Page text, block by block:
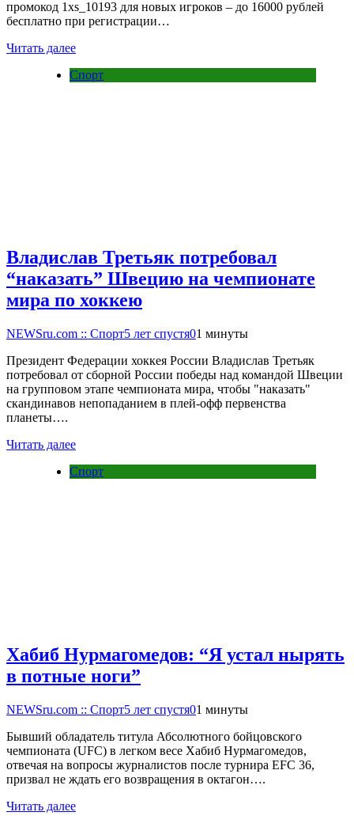
промокод 1xs_10193 для новых игроков – до 16000 рублей
бесплатно при регистрации…
Читать далее
Спорт
Владислав Третьяк потребовал
“наказать” Швецию на чемпионате
мира по хоккею
NEWSru.com :: Спорт5 лет спустя01 минуты
Президент Федерации хоккея России Владислав Третьяк
потребовал от сборной России победы над командой Швеции
на групповом этапе чемпионата мира, чтобы "наказать"
скандинавов непопаданием в плей-офф первенства
планеты….
Читать далее
Спорт
Хабиб Нурмагомедов: “Я устал нырять
в потные ноги”
NEWSru.com :: Спорт5 лет спустя01 минуты
Бывший обладатель титула Абсолютного бойцовского
чемпионата (UFC) в легком весе Хабиб Нурмагомедов,
отвечая на вопросы журналистов после турнира EFC 36,
призвал не ждать его возвращения в октагон….
Читать далее